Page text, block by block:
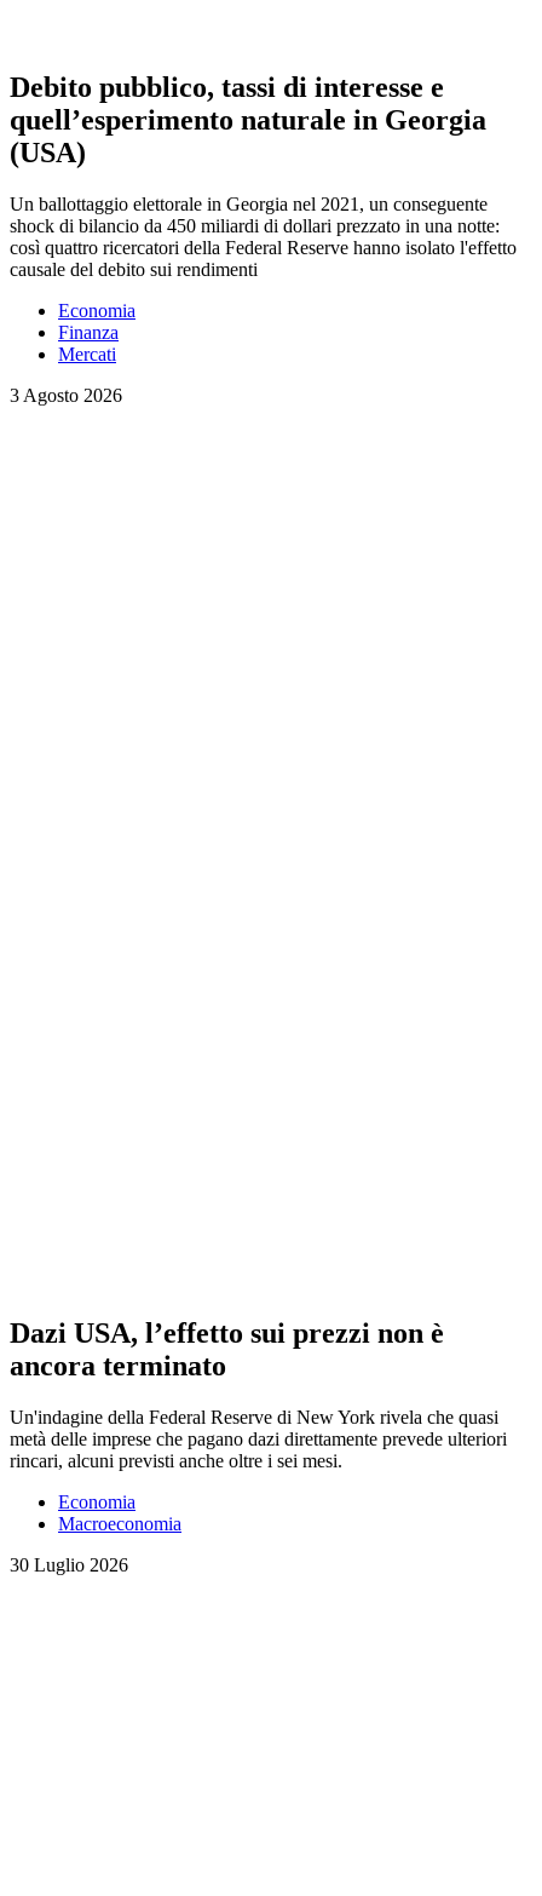
Debito pubblico, tassi di interesse e
quell’esperimento naturale in Georgia
(USA)
Un ballottaggio elettorale in Georgia nel 2021, un conseguente
shock di bilancio da 450 miliardi di dollari prezzato in una notte:
così quattro ricercatori della Federal Reserve hanno isolato l'effetto
causale del debito sui rendimenti
Economia
Finanza
Mercati
3 Agosto 2026
Dazi USA, l’effetto sui prezzi non è
ancora terminato
Un'indagine della Federal Reserve di New York rivela che quasi
metà delle imprese che pagano dazi direttamente prevede ulteriori
rincari, alcuni previsti anche oltre i sei mesi.
Economia
Macroeconomia
30 Luglio 2026